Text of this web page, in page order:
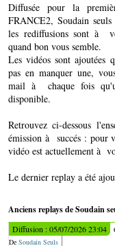
Diffusée pour la
FRANCE2, Soudain
les rediffusions sont à
quand bon vous semble.
Les vidéos sont ajoutées
pas en manquer une,
mail à chaque fois
disponible.
Retrouvez ci-dessous
émission à succés : pour
vidéo est actuellement à
Le dernier replay a été
Anciens replays de Soudain
Diffusion : 05/07/2026 23:04
De Soudain Seuls